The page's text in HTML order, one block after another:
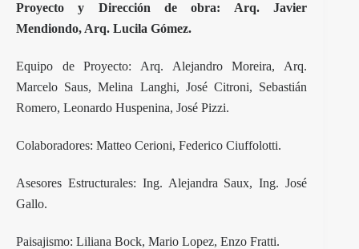
Proyecto y Dirección de obra: Arq. Javier
Mendiondo, Arq. Lucila Gómez.
Equipo de Proyecto: Arq. Alejandro Moreira, Arq.
Marcelo Saus, Melina Langhi, José Citroni, Sebastián
Romero, Leonardo Huspenina, José Pizzi.
Colaboradores: Matteo Cerioni, Federico Ciuffolotti.
Asesores Estructurales: Ing. Alejandra Saux, Ing. José
Gallo.
Paisajismo: Liliana Bock, Mario Lopez, Enzo Fratti.